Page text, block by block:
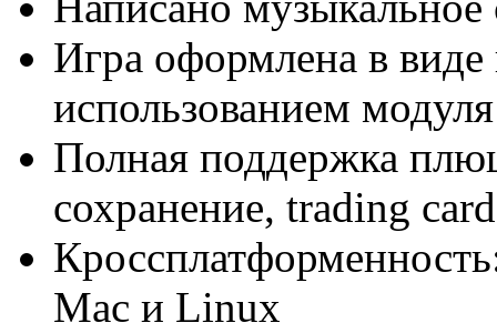
Игра оформлена в виде
использованием
Полная поддержка
сохранение, trading
Mac и Linux